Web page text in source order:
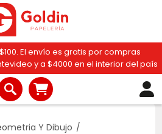
El envío es gratis por compras
y a $4000 en el interior del país
Y Dibujo /